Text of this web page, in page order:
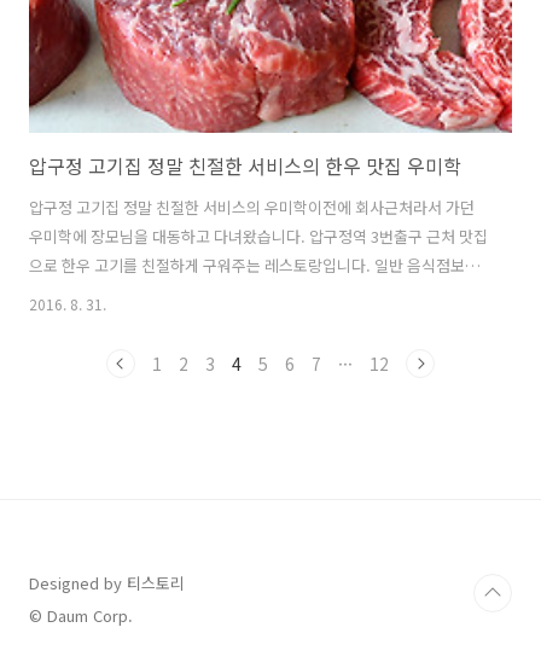
압구정 고기집 정말 친절한 서비스의 한우 맛집 우미학
압구정 고기집 정말 친절한 서비스의 우미학이전에 회사근처라서 가던
우미학에 장모님을 대동하고 다녀왔습니다. 압구정역 3번출구 근처 맛집
으로 한우 고기를 친절하게 구워주는 레스토랑입니다. 일반 음식점보다
서비스가 좋아서 장모님이 크게 만족했던 곳입니다. 정말 괜찮은 한우 고
미학이라고 합니다. 커플도 많고 가족단위도 꽤 있네요. 왠만하면 맛집
2016. 8. 31.
1 2 3 4 5 6 7 ··· 12
Designed by 티스토리
© Daum Corp.